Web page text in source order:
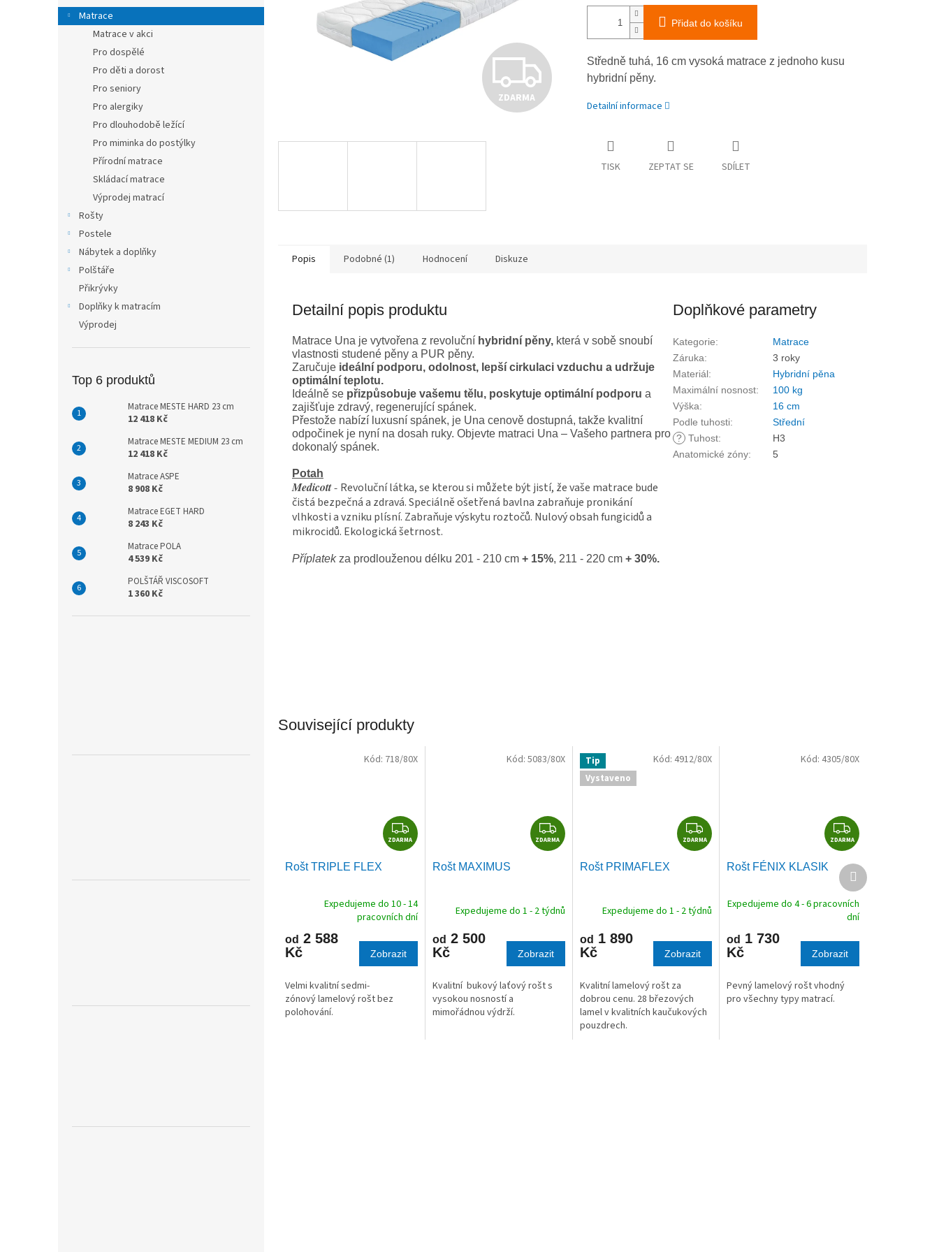
e
Matrace
Matrace v akci
Pro dospělé
Pro děti a dorost
Pro seniory
Pro alergiky
Pro dlouhodobě ležící
Pro miminka do postýlky
Přírodní matrace
Skládací matrace
Výprodej matrací
Rošty
Postele
Nábytek a doplňky
Polštáře
Přikrývky
Doplňky k matracím
Výprodej
Top 6 produktů
Matrace MESTE HARD 23 cm
12 418 Kč
Matrace MESTE MEDIUM 23 cm
12 418 Kč
Matrace ASPE
8 908 Kč
Matrace EGET HARD
8 243 Kč
Matrace POLA
4 539 Kč
POLŠTÁŘ VISCOSOFT
1 360 Kč
Z
D
ZDARMA
Přidat do košíku
Středně tuhá, 16 cm vysoká matrace z jednoho kusu
hybridní pěny.
Detailní informace
TISK ZEPTAT SE SDÍLET
Popis Podobné (1) Hodnocení Diskuze
Detailní popis produktu
Matrace Una je vytvořena z revoluční hybridní pěny, která v sobě snoubí
vlastnosti studené pěny a PUR pěny.
Zaručuje ideální podporu, odolnost, lepší cirkulaci vzduchu a udržuje
optimální teplotu.
Ideálně se přizpůsobuje vašemu tělu, poskytuje optimální podporu a
zajišťuje zdravý, regenerující spánek.
Přestože nabízí luxusní spánek, je Una cenově dostupná, takže kvalitní
odpočinek je nyní na dosah ruky. Objevte matraci Una – Vašeho partnera pro
dokonalý spánek.
Potah
Medicott- Revoluční látka, se kterou si můžete být jistí, že vaše matrace bude
čistá bezpečná a zdravá. Speciálně ošetřená bavlna zabraňuje pronikání
vlhkosti a vzniku plísní. Zabraňuje výskytu roztočů. Nulový obsah fungicidů a
mikrocidů. Ekologická šetrnost.
Příplatekza prodlouženou délku 201 - 210 cm + 15%, 211 - 220 cm + 30%.
Doplňkové parametry
Kategorie:
Matrace
Záruka:
3 roky
Materiál:
Hybridní pěna
Maximální nosnost:
100 kg
Výška:
16 cm
Podle tuhosti:
Střední
? Tuhost:
H3
Anatomické zóny: 5
Související produkty
Z
D
A
ZDARMA
Rošt TRIPLE FLEX
Expedujeme do 10 - 14
pracovních dní
od 2 588
Kč
Zobrazit
Velmi kvalitní sedmi-
zónový lamelový rošt bez
polohování.
Kód: 718/80X
Z
D
A
ZDARMA
Rošt MAXIMUS
Expedujeme do 1 - 2 týdnů
od 2 500
Kč
Zobrazit
Kvalitní bukový laťový rošt s
vysokou nosností a
mimořádnou výdrží.
Kód: 5083/80X
Tip
Vystaveno
Z
D
A
ZDARMA
Rošt PRIMAFLEX
Expedujeme do 1 - 2 týdnů
od 1 890
Kč
Zobrazit
Kvalitní lamelový rošt za
dobrou cenu. 28 březových
lamel v kvalitních kaučukových
pouzdrech.
Kód: 4912/80X
Z
D
A
R
M
A
ZDARMA
Rošt FÉNIX KLASIK
Expedujeme do 4 - 6 pracovních
dní
od 1 730
Kč
Zobrazit
Pevný lamelový rošt vhodný
pro všechny typy matrací.
Kód: 4305/80X
Další
produkt